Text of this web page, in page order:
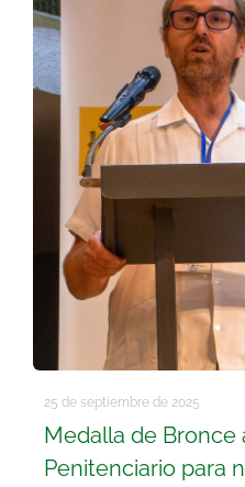
25 de septiembre de 2025
Medalla de Bronce
Penitenciario para